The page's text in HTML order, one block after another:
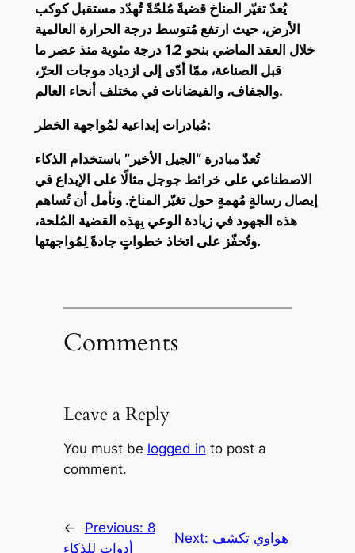
يُعدّ تغيّر المناخ قضيةً مُلحّةً تُهدّد مستقبل كوكب
الأرض، حيث ارتفع مُتوسط ​​درجة الحرارة العالمية
خلال العقد الماضي بنحو 1.2 درجة مئوية منذ عصر ما
قبل الصناعة، ممّا أدّى إلى ازدياد موجات الحرّ،
والجفاف، والفيضانات في مختلف أنحاء العالم.
مُبادرات إبداعية لمُواجهة الخطر:
تُعدّ مبادرة “الجيل الأخير” باستخدام الذكاء
الاصطناعي على خرائط جوجل مثالًا على الإبداع في
إيصال رسالةٍ مُهمةٍ حول تغيّر المناخ. ونأمل أن تُساهم
هذه الجهود في زيادة الوعي بِهذه القضية المُلحة،
وتُحفّز على اتخاذ خطواتٍ جادةً لِمُواجهتها.
Comments
Leave a Reply
You must be logged in to post a
comment.
← Previous: 8
أدوات للذكاء
Next: هواوي تكشف